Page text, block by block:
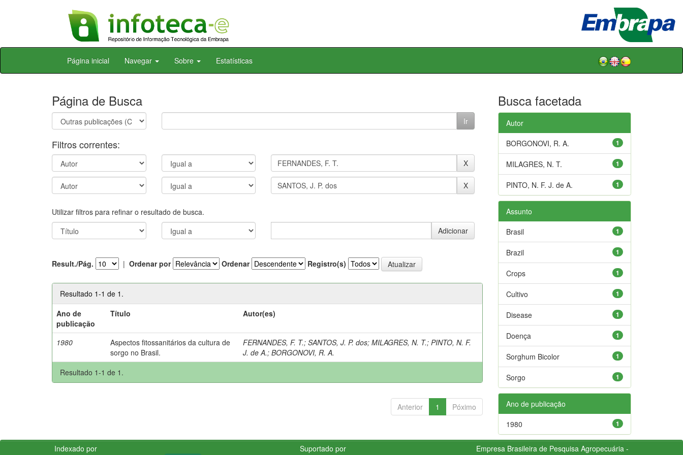
Skip
Página inicial Navegar Sobre Estatísticas
Página de Busca
Filtros correntes:
Utilizar filtros para refinar o resultado de busca.
Result./Pág. | Ordenar por Ordenar Registro(s)
Resultado 1-1 de 1.
Ano de
publicação
Título Autor(es)
1980
Aspectos fitossanitários da cultura de
sorgo no Brasil.
FERNANDES, F. T.;SANTOS, J. P. dos;MILAGRES, N. T.;PINTO, N. F.
J. de A.;BORGONOVI, R. A.
Resultado 1-1 de 1.
Anterior 1 Póximo
Busca facetada
Autor
1
BORGONOVI, R. A.
1
MILAGRES, N. T.
1
PINTO, N. F. J. de A.
Assunto
1
Brasil
1
Brazil
1
Crops
1
Cultivo
1
Disease
1
Doença
1
Sorghum Bicolor
1
Sorgo
Ano de publicação
1
1980
Indexado por Suportado por
Empresa Brasileira de Pesquisa Agropecuária -